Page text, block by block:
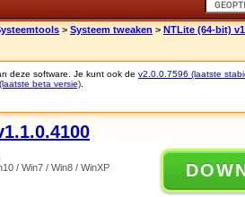
> Systeem tweaken > NTLite (64-bit)
deze software. Je kunt ook de v2.0.0.7596 (laatste
beta versie)
/ Win7 / Win8 / WinXP